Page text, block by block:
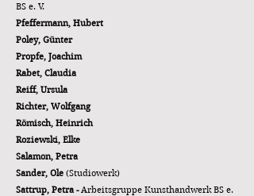
BS e. V.
Pfeffermann, Hubert
Poley, Günter
Propfe, Joachim
Rabet, Claudia
Reiff, Ursula
Richter, Wolfgang
Römisch, Heinrich
Roziewski, Elke
Salamon, Petra
Sander, Ole (Studiowerk)
Sattrup, Petra -Arbeitsgruppe Kunsthandwerk BS e.